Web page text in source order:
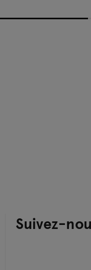
Suivez-